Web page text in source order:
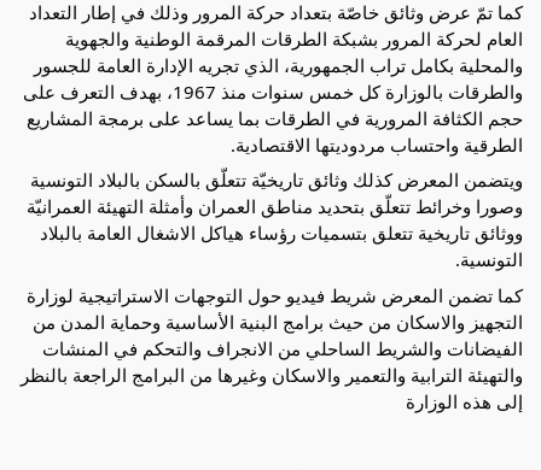
كما تمّ عرض وثائق خاصّة بتعداد حركة المرور وذلك في إطار التعداد
العام لحركة المرور بشبكة الطرقات المرقمة الوطنية والجهوية
والمحلية بكامل تراب الجمهورية، الذي تجريه الإدارة العامة للجسور
والطرقات بالوزارة كل خمس سنوات منذ 1967، بهدف التعرف على
حجم الكثافة المرورية في الطرقات بما يساعد على برمجة المشاريع
الطرقية واحتساب مردوديتها الاقتصادية.
ويتضمن المعرض كذلك وثائق تاريخيّة تتعلّق بالسكن بالبلاد التونسية
وصورا وخرائط تتعلّق بتحديد مناطق العمران وأمثلة التهيئة العمرانيّة
ووثائق تاريخية تتعلق بتسميات رؤساء هياكل الاشغال العامة بالبلاد
التونسية.
كما تضمن المعرض شريط فيديو حول التوجهات الاستراتيجية لوزارة
التجهيز والاسكان من حيث برامج البنية الأساسية وحماية المدن من
الفيضانات والشريط الساحلي من الانجراف والتحكم في المنشات
والتهيئة الترابية والتعمير والاسكان وغيرها من البرامج الراجعة بالنظر
إلى هذه الوزارة